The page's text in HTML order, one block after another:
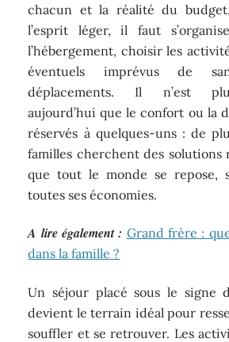
chacun et la réalité du
l’esprit léger, il faut
l’hébergement, choisir les
éventuels imprévus de
déplacements. Il n’est
aujourd’hui que le confort ou la
réservés à quelques-uns : de
familles cherchent des solutions
que tout le monde se repose,
toutes ses économies.
A lire également : Grand frère :
dans la famille ?
Un séjour placé sous le signe
devient le terrain idéal pour
souffler et se retrouver. Les